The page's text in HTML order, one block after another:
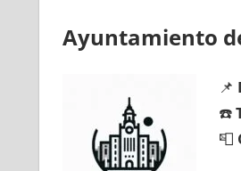
Ayuntamiento
📌
☎️
📮